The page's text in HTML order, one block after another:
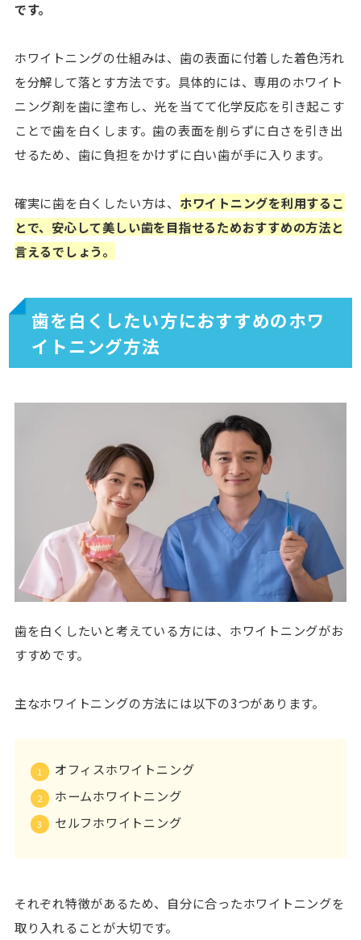
です。
ホワイトニングの仕組みは、歯の表面に付着した着色汚れ
を分解して落とす方法です。具体的には、専用のホワイト
ニング剤を歯に塗布し、光を当てて化学反応を引き起こす
ことで歯を白くします。歯の表面を削らずに白さを引き出
せるため、歯に負担をかけずに白い歯が手に入ります。
確実に歯を白くしたい方は、 ホワイトニングを利用するこ
とで、安心して美しい歯を目指せるためおすすめの方法と
言えるでしょう。
歯を白くしたい方におすすめのホワ
イトニング方法
歯を白くしたいと考えている方には、ホワイトニングがお
すすめです。
主なホワイトニングの方法には以下の3つがあります。
オフィスホワイトニング
ホームホワイトニング
セルフホワイトニング
それぞれ特徴があるため、自分に合ったホワイトニングを
取り入れることが大切です。